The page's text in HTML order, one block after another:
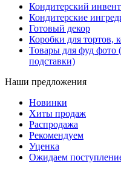
Кондитерский
Кондитерские
Готовый декор
Коробки для тортов,
Товары для фуд фото
подставки)
Наши предложения
Новинки
Хиты продаж
Распродажа
Рекомендуем
Уценка
Ожидаем